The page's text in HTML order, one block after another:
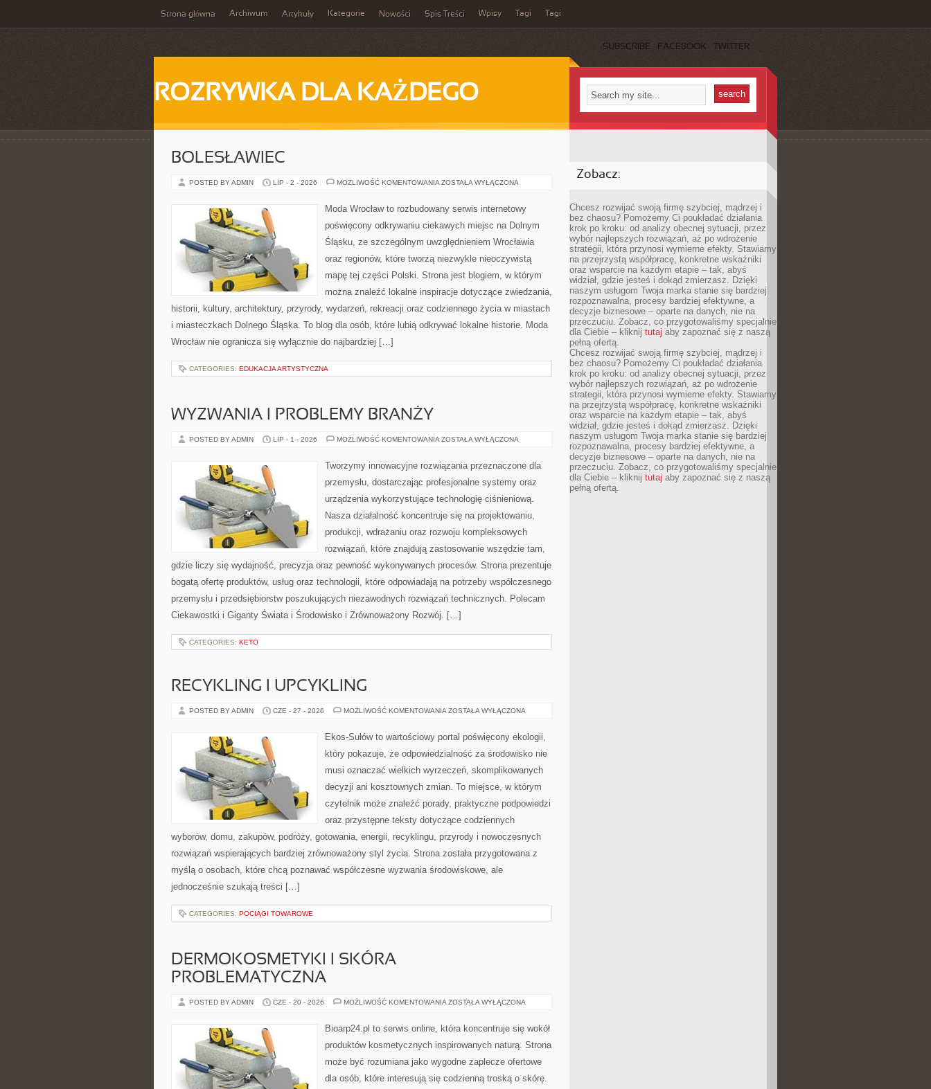
Strona główna Archiwum Artykuły Kategorie Nowości Spis Treści Wpisy Tagi Tagi
SUBSCRIBE FACEBOOK TWITTER
ROZRYWKA DLA KAŻDEGO
BOLESŁAWIEC
POSTED BY ADMIN LIP - 2 - 2026 MOŻLIWOŚĆ KOMENTOWANIA BOLESŁAWIEC
ZOSTAŁA WYŁĄCZONA
Moda Wrocław to rozbudowany serwis internetowy
poświęcony odkrywaniu ciekawych miejsc na Dolnym
Śląsku, ze szczególnym uwzględnieniem Wrocławia
oraz regionów, które tworzą niezwykle nieoczywistą
mapę tej części Polski. Strona jest blogiem, w którym
można znaleźć lokalne inspiracje dotyczące zwiedzania,
historii, kultury, architektury, przyrody, wydarzeń, rekreacji oraz codziennego życia w miastach
i miasteczkach Dolnego Śląska. To blog dla osób, które lubią odkrywać lokalne historie. Moda
Wrocław nie ogranicza się wyłącznie do najbardziej […]
CATEGORIES: EDUKACJA ARTYSTYCZNA
WYZWANIA I PROBLEMY BRANŻY
POSTED BY ADMIN LIP - 1 - 2026 MOŻLIWOŚĆ KOMENTOWANIA WYZWANIA
BRANŻY
ZOSTAŁA WYŁĄCZONA
Tworzymy innowacyjne rozwiązania przeznaczone dla
przemysłu, dostarczając profesjonalne systemy oraz
urządzenia wykorzystujące technologię ciśnieniową.
Nasza działalność koncentruje się na projektowaniu,
produkcji, wdrażaniu oraz rozwoju kompleksowych
rozwiązań, które znajdują zastosowanie wszędzie tam,
gdzie liczy się wydajność, precyzja oraz pewność wykonywanych procesów. Strona prezentuje
bogatą ofertę produktów, usług oraz technologii, które odpowiadają na potrzeby współczesnego
przemysłu i przedsiębiorstw poszukujących niezawodnych rozwiązań technicznych. Polecam
Ciekawostki i Giganty Świata i Środowisko i Zrównoważony Rozwój. […]
CATEGORIES: KETO
RECYKLING I UPCYKLING
POSTED BY ADMIN CZE - 27 - 2026 MOŻLIWOŚĆ KOMENTOWANIA RECYKLING
ZOSTAŁA WYŁĄCZONA
Ekos-Sułów to wartościowy portal poświęcony ekologii,
który pokazuje, że odpowiedzialność za środowisko nie
musi oznaczać wielkich wyrzeczeń, skomplikowanych
decyzji ani kosztownych zmian. To miejsce, w którym
czytelnik może znaleźć porady, praktyczne podpowiedzi
oraz przystępne teksty dotyczące codziennych
wyborów, domu, zakupów, podróży, gotowania, energii, recyklingu, przyrody i nowoczesnych
rozwiązań wspierających bardziej zrównoważony styl życia. Strona została przygotowana z
myślą o osobach, które chcą poznawać współczesne wyzwania środowiskowe, ale
jednocześnie szukają treści […]
CATEGORIES: POCIĄGI TOWAROWE
DERMOKOSMETYKI I SKÓRA
PROBLEMATYCZNA
POSTED BY ADMIN CZE - 20 - 2026 MOŻLIWOŚĆ KOMENTOWANIA DERMOKOSMETYKI
PROBLEMATYCZNA
ZOSTAŁA WYŁĄCZONA
Bioarp24.pl to serwis online, która koncentruje się wokół
produktów kosmetycznych inspirowanych naturą. Strona
może być rozumiana jako wygodne zaplecze ofertowe
dla osób, które interesują się codzienną troską o skórę.
Zobacz:
Chcesz rozwijać swoją firmę szybciej, mądrzej i
bez chaosu? Pomożemy Ci poukładać działania
krok po kroku: od analizy obecnej sytuacji, przez
wybór najlepszych rozwiązań, aż po wdrożenie
strategii, która przynosi wymierne efekty. Stawiamy
na przejrzystą współpracę, konkretne wskaźniki
oraz wsparcie na każdym etapie – tak, abyś
widział, gdzie jesteś i dokąd zmierzasz. Dzięki
naszym usługom Twoja marka stanie się bardziej
rozpoznawalna, procesy bardziej efektywne, a
decyzje biznesowe – oparte na danych, nie na
przeczuciu. Zobacz, co przygotowaliśmy specjalnie
dla Ciebie – kliknij tutaj aby zapoznać się z naszą
pełną ofertą.
Chcesz rozwijać swoją firmę szybciej, mądrzej i
bez chaosu? Pomożemy Ci poukładać działania
krok po kroku: od analizy obecnej sytuacji, przez
wybór najlepszych rozwiązań, aż po wdrożenie
strategii, która przynosi wymierne efekty. Stawiamy
na przejrzystą współpracę, konkretne wskaźniki
oraz wsparcie na każdym etapie – tak, abyś
widział, gdzie jesteś i dokąd zmierzasz. Dzięki
naszym usługom Twoja marka stanie się bardziej
rozpoznawalna, procesy bardziej efektywne, a
decyzje biznesowe – oparte na danych, nie na
przeczuciu. Zobacz, co przygotowaliśmy specjalnie
dla Ciebie – kliknij tutaj aby zapoznać się z naszą
pełną ofertą.